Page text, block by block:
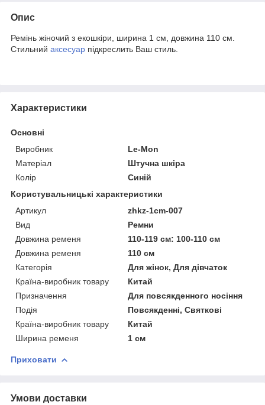
Опис
Ремінь жіночий з екошкіри, ширина 1 см, довжина 110 см.
Стильний аксесуар підкреслить Ваш стиль.
Характеристики
Основні
Виробник
Le-Mon
Матеріал
Штучна шкіра
Колір
Синій
Користувальницькі характеристики
Артикул
zhkz-1cm-007
Вид
Ремни
Довжина ременя
110-119 см: 100-110 см
Довжина ременя
110 см
Категорія
Для жінок, Для дівчаток
Країна-виробник товару
Китай
Призначення
Для повсякденного носіння
Подія
Повсякденні, Святкові
Країна-виробник товару
Китай
Ширина ременя
1 см
Приховати
Умови доставки